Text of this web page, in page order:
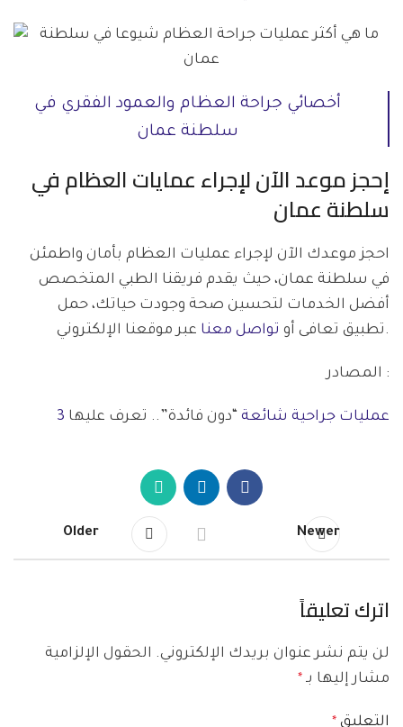
أخصائي جراحة العظام والعمود الفقري في
سلطنة عمان
إحجز موعد الآن لإجراء عمايات العظام في
سلطنة عمان
احجز موعدك الآن لإجراء عمليات العظام بأمان واطمئن
في سلطنة عمان، حيث يقدم فريقنا الطبي المتخصص
أفضل الخدمات لتحسين صحة وجودت حياتك، حمل
تطبيق تعافى أو تواصل معنا عبر موقعنا الإلكتروني.
المصادر :
3 عمليات جراحية شائعة “دون فائدة”.. تعرف عليها
Newer
Older
اترك تعليقاً
لن يتم نشر عنوان بريدك الإلكتروني. الحقول الإلزامية
مشار إليها بـ *
التعليق *